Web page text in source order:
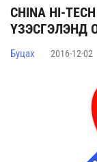
CHINA HI-
ҮЗЭСГЭЛЭНД
Буцах 2016-12-02